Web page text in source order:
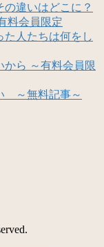
の違いはどこに？
料会員限定
た人たちは何をし
から ～有料会員限
～無料記事～